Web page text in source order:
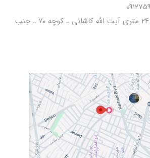
📍 قم _ خیابان امام ـ ۲۴ متری آیت الله کاشانی ـ کوچه ۷۰ ـ جنب